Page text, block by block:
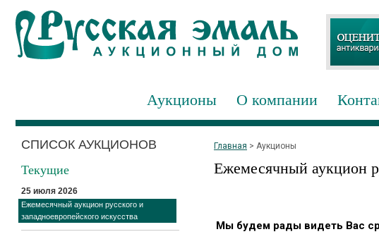
Аукционы О компании
СПИСОК АУКЦИОНОВ
Текущие
25 июля 2026
Ежемесячный аукцион русского и
западноевропейского искусства
Главная > Аукционы
Ежемесячный аукцион
Мы будем рады видеть Вас